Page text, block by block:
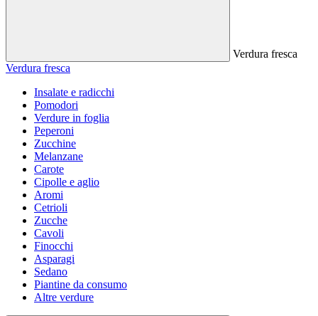
Verdura fresca
Verdura fresca
Insalate e radicchi
Pomodori
Verdure in foglia
Peperoni
Zucchine
Melanzane
Carote
Cipolle e aglio
Aromi
Cetrioli
Zucche
Cavoli
Finocchi
Asparagi
Sedano
Piantine da consumo
Altre verdure